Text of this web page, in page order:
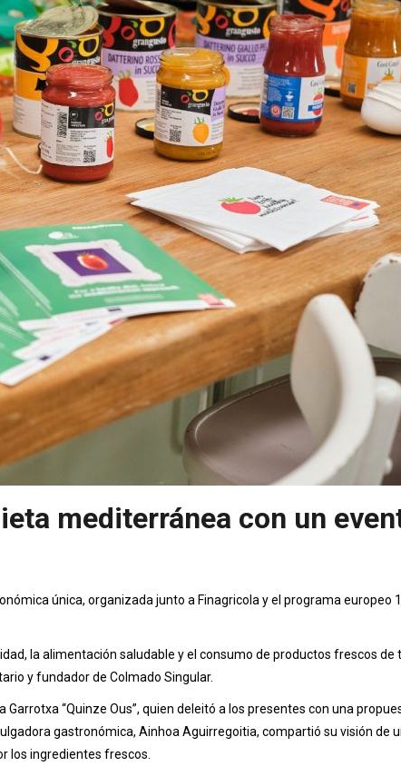
mediterránea con un
única, organizada junto a Finagricola y el programa europeo
la alimentación saludable y el consumo de productos frescos de
y fundador de Colmado Singular.
“Quinze Ous”, quien deleitó a los presentes con una
gastronómica, Ainhoa Aguirregoitia, compartió su visión de
los ingredientes frescos.